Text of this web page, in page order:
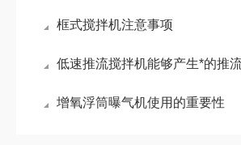
框式搅拌机注意事项
低速推流搅拌机能够产生*的推流效
增氧浮筒曝气机使用的重要性